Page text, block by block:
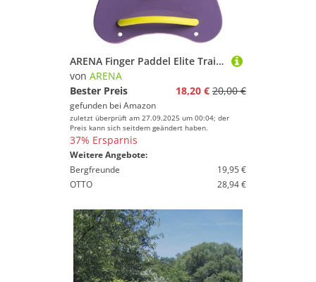
ARENA Finger Paddel Elite Trainingshilfe
von ARENA
Bester Preis
18,20 € 20,00 €
gefunden bei Amazon
zuletzt überprüft am 27.09.2025 um 00:04; der
Preis kann sich seitdem geändert haben.
37% Ersparnis
Weitere Angebote:
Bergfreunde
19,95 €
OTTO
28,94 €